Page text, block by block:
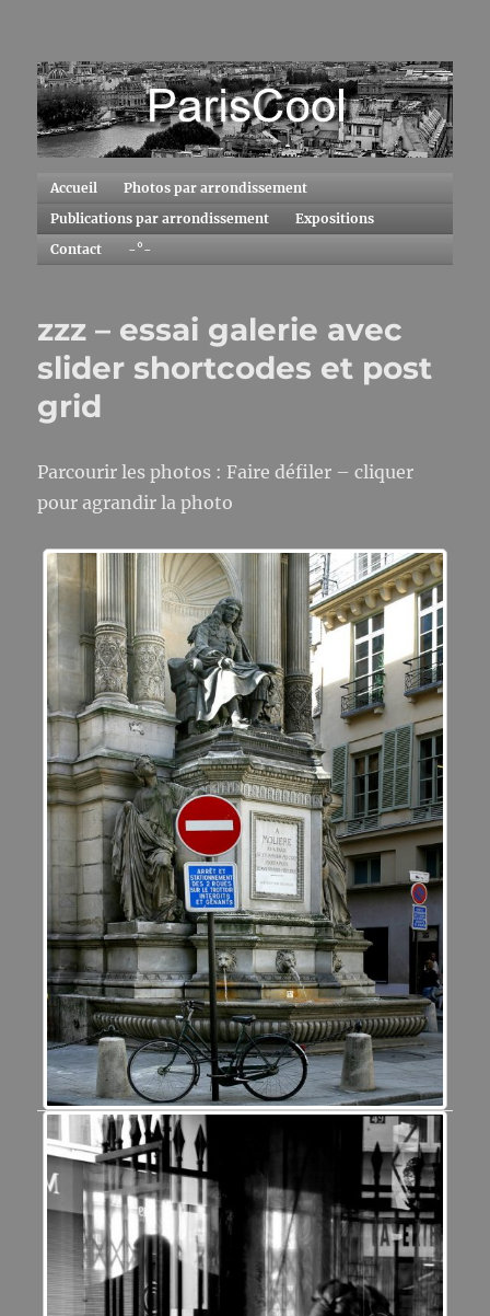
ParisCool
Accueil
Photos par arrondissement
Publications par arrondissement
Expositions
Contact
-°-
zzz – essai galerie avec
slider shortcodes et post
grid
Parcourir les photos : Faire défiler – cliquer
pour agrandir la photo